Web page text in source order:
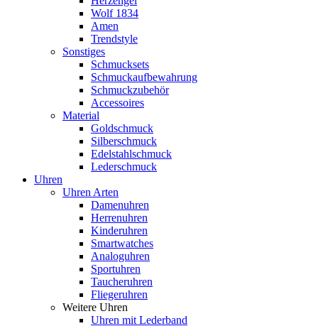
Wolf 1834
Amen
Trendstyle
Sonstiges
Schmucksets
Schmuckaufbewahrung
Schmuckzubehör
Accessoires
Material
Goldschmuck
Silberschmuck
Edelstahlschmuck
Lederschmuck
Uhren
Uhren Arten
Damenuhren
Herrenuhren
Kinderuhren
Smartwatches
Analoguhren
Sportuhren
Taucheruhren
Fliegeruhren
Weitere Uhren
Uhren mit Lederband